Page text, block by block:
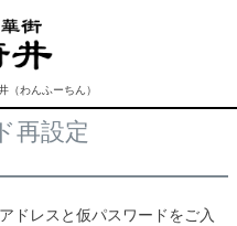
（わんふーちん）
再設定
ドレスと仮パスワードをご入